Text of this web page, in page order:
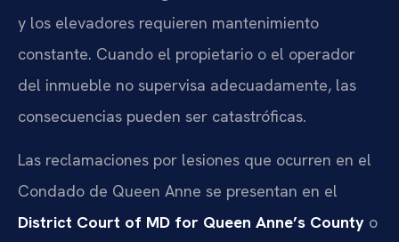
y los elevadores requieren mantenimiento
constante. Cuando el propietario o el operador
del inmueble no supervisa adecuadamente, las
consecuencias pueden ser catastróficas.
Las reclamaciones por lesiones que ocurren en el
Condado de Queen Anne se presentan en el
District Court of MD for Queen Anne’s County o